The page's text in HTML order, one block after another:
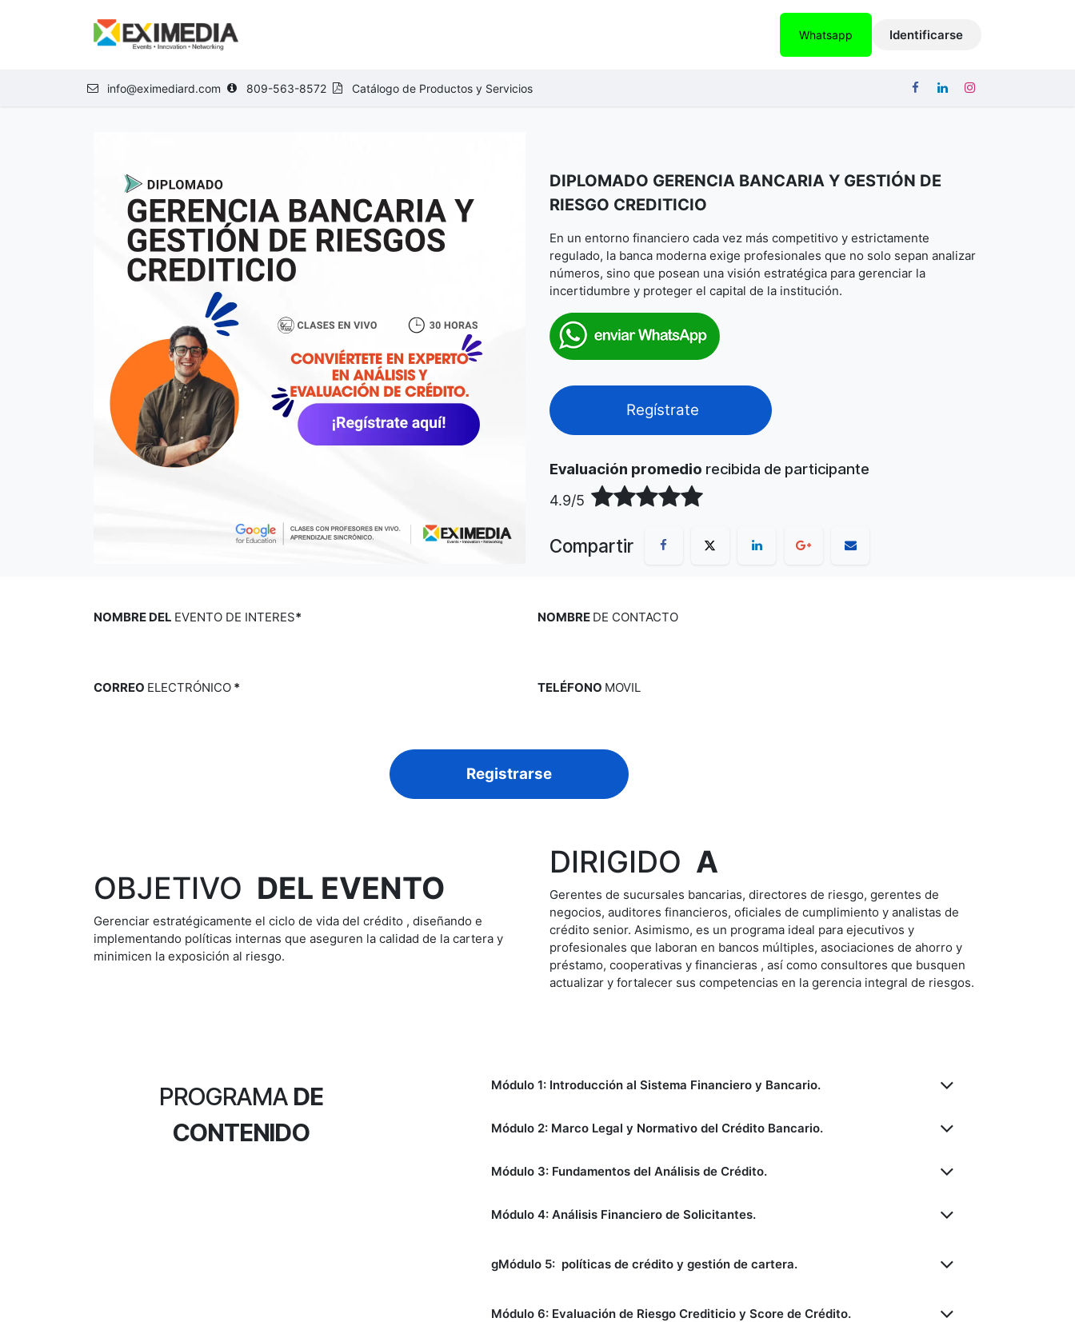
EMPLEOS CONTACTO
Whatsapp Identificarse
info@eximediard.com 809-563-8572 Catálogo de Productos y Servicios
DIPLOMADO GERENCIA BANCARIA Y GESTIÓN DE
RIESGO CREDITICIO
En un entorno financiero cada vez más competitivo y estrictamente
regulado, la banca moderna exige profesionales que no solo sepan analizar
números, sino que posean una visión estratégica para gerenciar la
incertidumbre y proteger el capital de la institución.
Regístrate
Evaluación promedio recibida de participante
4.9/5
Compartir
NOMBRE DEL EVENTO DE INTERES* NOMBRE DE CONTACTO
CORREO ELECTRÓNICO * TELÉFONO MOVIL
Registrarse
OBJETIVO DEL EVENTO
Gerenciar estratégicamente el ciclo de vida del crédito , diseñando e
implementando políticas internas que aseguren la calidad de la cartera y
minimicen la exposición al riesgo.
DIRIGIDO A
Gerentes de sucursales bancarias, directores de riesgo, gerentes de
negocios, auditores financieros, oficiales de cumplimiento y analistas de
crédito senior. Asimismo, es un programa ideal para ejecutivos y
profesionales que laboran en bancos múltiples, asociaciones de ahorro y
préstamo, cooperativas y financieras , así como consultores que busquen
actualizar y fortalecer sus competencias en la gerencia integral de riesgos.
Módulo 1: Introducción al Sistema Financiero y Bancario.
Módulo 2: Marco Legal y Normativo del Crédito Bancario.
Módulo 3: Fundamentos del Análisis de Crédito.
Módulo 4: Análisis Financiero de Solicitantes.
gMódulo 5: políticas de crédito y gestión de cartera.
Módulo 6: Evaluación de Riesgo Crediticio y Score de Crédito.
PROGRAMA DE
CONTENIDO